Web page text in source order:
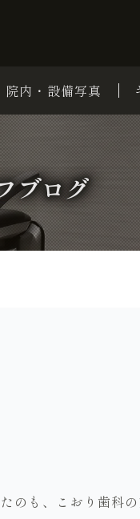
院内・設備写真
ブログ
のも、こおり歯科